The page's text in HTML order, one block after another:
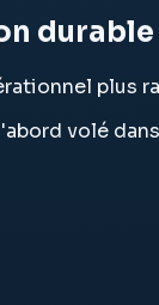
durable
plus
volé